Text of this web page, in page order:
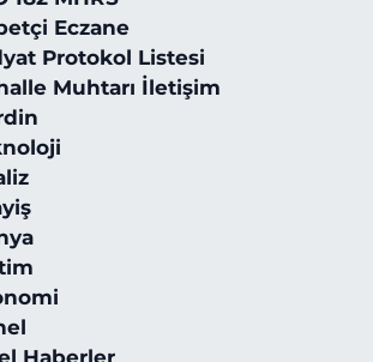
Eczane
Protokol Listesi
Muhtarı İletişim
Haberler